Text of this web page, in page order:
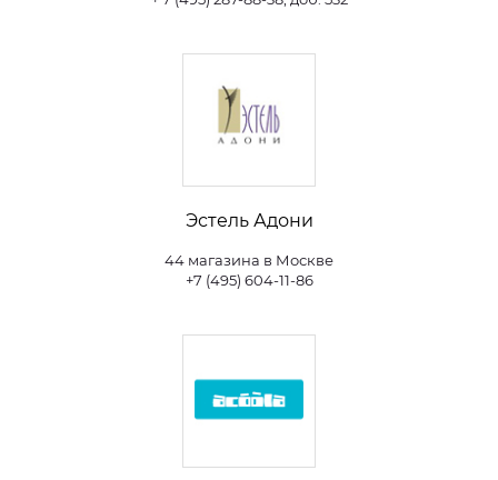
Эстель Адони
44 магазина в Москве
+7 (495) 604-11-86